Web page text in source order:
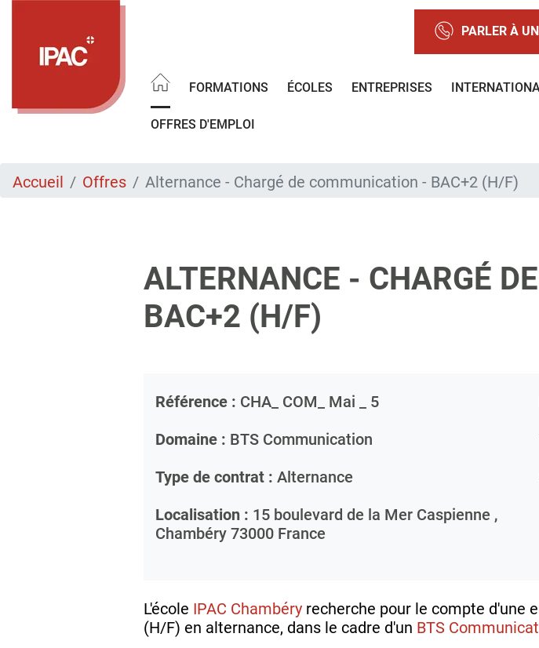
PARLER À
FORMATIONS ÉCOLES ENTREPRISES
OFFRES D'EMPLOI
Accueil Offres Alternance - Chargé de communication - BAC+2 (H/F)
ALTERNANCE - CHARGÉ
BAC+2 (H/F)
Référence : CHA_ COM_ Mai _ 5
Domaine : BTS Communication
Type de contrat : Alternance
Localisation : 15 boulevard de la Mer Caspienne ,
Chambéry 73000 France
L'école IPAC Chambéry recherche pour le compte d'une
(H/F) en alternance, dans le cadre d'un BTS